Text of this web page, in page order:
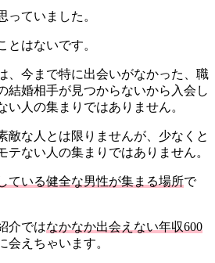
っていました。
とはないです。
、今まで特に出会いがなかった、職
結婚相手が見つからないから入会し
い人の集まりではありません。
敵な人とは限りませんが、少なくと
テない人の集まりではありません。
ている健全な男性が集まる場所で
介ではなかなか出会えない年収600
会えちゃいます。